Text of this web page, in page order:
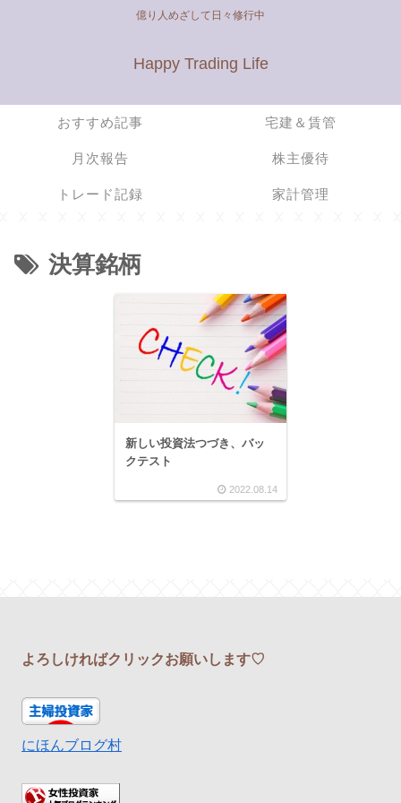
億り人めざして日々修行中
Happy Trading Life
おすすめ記事 宅建＆賃管
月次報告 株主優待
トレード記録 家計管理
決算銘柄
新しい投資法つづき、バッ
クテスト
2022.08.14
よろしければクリックお願いします♡
にほんブログ村